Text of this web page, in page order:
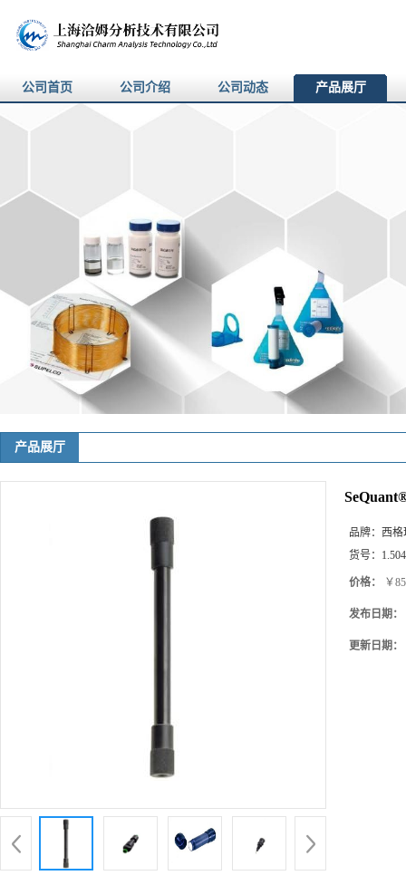
公司首页 公司介绍 公司动态 产品展厅
产品展厅
品牌： 西格
货号：
价格： ￥
发布日期：
更新日期：